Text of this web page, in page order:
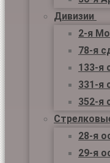
Дивизии
2-я
78-я
133-я
331-я
352-я
28-я
29-я